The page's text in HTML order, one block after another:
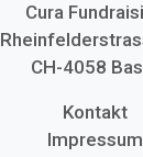
Cura
CH-4058
Kontakt
Impressum